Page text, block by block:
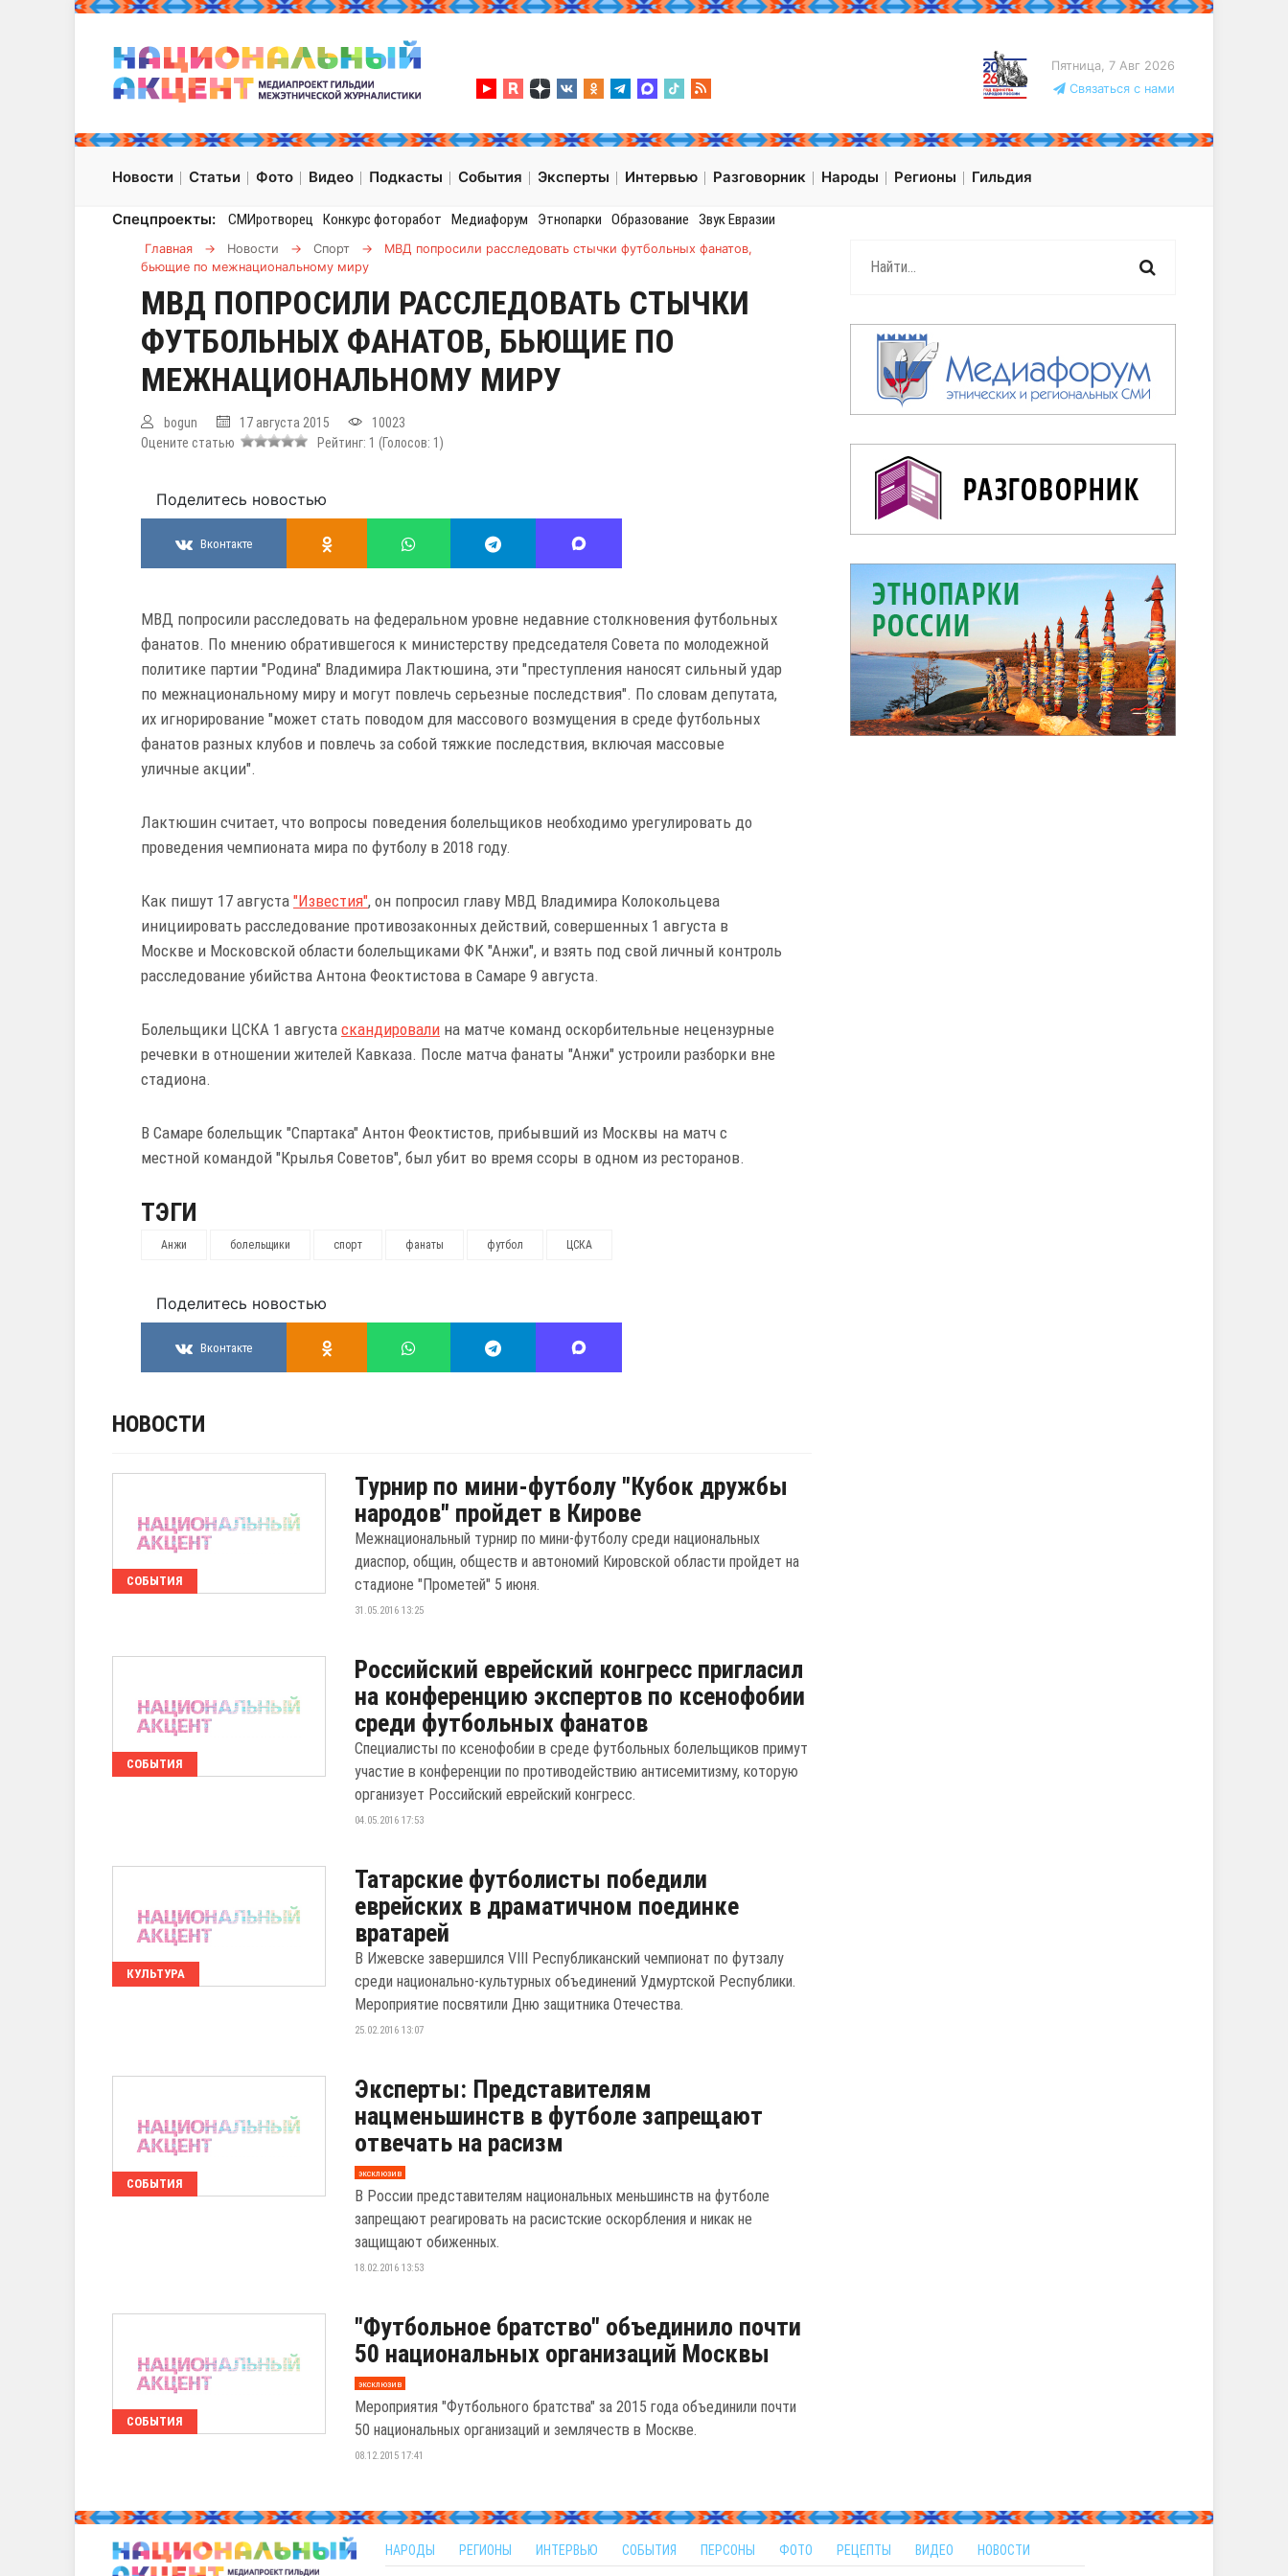
Пятница, 7 Авг 2026
Связаться с нами
Новости Статьи Фото Видео Подкасты События Эксперты Интервью Разговорник Народы Регионы Гильдия
Спецпроекты: СМИротворец Конкурс фоторабот Медиафорум Этнопарки Образование Звук Евразии
Главная → Новости → Спорт →
МВД попросили расследовать стычки футбольных фанатов,
бьющие по межнациональному миру
МВД ПОПРОСИЛИ РАССЛЕДОВАТЬ СТЫЧКИ
ФУТБОЛЬНЫХ ФАНАТОВ, БЬЮЩИЕ ПО
МЕЖНАЦИОНАЛЬНОМУ МИРУ
bogun 17 августа 2015
10023
Оцените статью
Рейтинг: 1 (Голосов: 1 )
Поделитесь новостью
Вконтакте
МВД попросили расследовать на федеральном уровне недавние столкновения футбольных
фанатов. По мнению обратившегося к министерству председателя Совета по молодежной
политике партии "Родина" Владимира Лактюшина, эти "преступления наносят сильный удар
по межнациональному миру и могут повлечь серьезные последствия". По словам депутата,
их игнорирование "может стать поводом для массового возмущения в среде футбольных
фанатов разных клубов и повлечь за собой тяжкие последствия, включая массовые
уличные акции".
Лактюшин считает, что вопросы поведения болельщиков необходимо урегулировать до
проведения чемпионата мира по футболу в 2018 году.
Как пишут 17 августа "Известия", он попросил главу МВД Владимира Колокольцева
инициировать расследование противозаконных действий, совершенных 1 августа в
Москве и Московской области болельщиками ФК "Анжи", и взять под свой личный контроль
расследование убийства Антона Феоктистова в Самаре 9 августа.
Болельщики ЦСКА 1 августа скандировали на матче команд оскорбительные нецензурные
речевки в отношении жителей Кавказа. После матча фанаты "Анжи" устроили разборки вне
стадиона.
В Самаре болельщик "Спартака" Антон Феоктистов, прибывший из Москвы на матч с
местной командой "Крылья Советов", был убит во время ссоры в одном из ресторанов.
ТЭГИ
Анжи болельщики спорт фанаты футбол ЦСКА
Поделитесь новостью
Вконтакте
НОВОСТИ
СОБЫТИЯ
Турнир по мини-футболу "Кубок дружбы
народов" пройдет в Кирове
Межнациональный турнир по мини-футболу среди национальных
диаспор, общин, обществ и автономий Кировской области пройдет на
стадионе "Прометей" 5 июня.
31.05.2016 13:25
СОБЫТИЯ
Российский еврейский конгресс пригласил
на конференцию экспертов по ксенофобии
среди футбольных фанатов
Специалисты по ксенофобии в среде футбольных болельщиков примут
участие в конференции по противодействию антисемитизму, которую
организует Российский еврейский конгресс.
04.05.2016 17:53
КУЛЬТУРА
Татарские футболисты победили
еврейских в драматичном поединке
вратарей
В Ижевске завершился VIII Республиканский чемпионат по футзалу
среди национально-культурных объединений Удмуртской Республики.
Мероприятие посвятили Дню защитника Отечества.
25.02.2016 13:07
СОБЫТИЯ
Эксперты: Представителям
нацменьшинств в футболе запрещают
отвечать на расизм
эксклюзив
В России представителям национальных меньшинств на футболе
запрещают реагировать на расистские оскорбления и никак не
защищают обиженных.
18.02.2016 13:53
СОБЫТИЯ
"Футбольное братство" объединило почти
50 национальных организаций Москвы
эксклюзив
Мероприятия "Футбольного братства" за 2015 года объединили почти
50 национальных организаций и землячеств в Москве.
08.12.2015 17:41
НАРОДЫ РЕГИОНЫ ИНТЕРВЬЮ СОБЫТИЯ ПЕРСОНЫ ФОТО РЕЦЕПТЫ ВИДЕО НОВОСТИ